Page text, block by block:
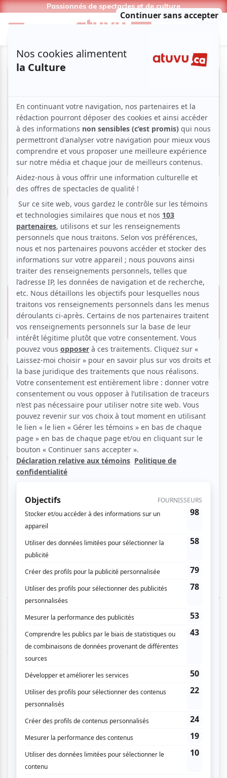
Passionnés de spectacles et de culture
Musique Classique
Salle Bourgie | Souvenir de
Florence
Voir les avis -->
15 mai 2026 - 19h30
Musée des beaux-arts de Montréal | Salle
Bourgie
1339, rue Sherbrooke O.,
Montréal
Offre VIP
74.00 $
38.25 $
Réserver
L’une des pages les plus personnelles de Tchaïkovski
donne le titre à ce concert. Il promet un voyage dépaysant
et sensible, aux trajectoires géographiques ainsi qu’à celles,
plus intimes, de la mémoire et des impressions profondes.
Le périple comprend une œuvre composée par Barbara
Assiginaak pour la flûtiste Ariane Brisson qui en assure la
création.
Site Web
1 COMMENTAIRE DE MEMBRE
André C Gauthier - 2026-05-19 12:17:34
Bon concert. Les Violons du Roy n'ont pas déçu
leurs fans. Ce soir, ils ont joué de la musique de
revanche, après l'entracte, des oeuvres de
Fauré et de Tchaikovsky ont été très bien
exécutées. À noter la remerquable prestation
de la flûtiste Ariane Brisson. Finalement, un très
bon concert.